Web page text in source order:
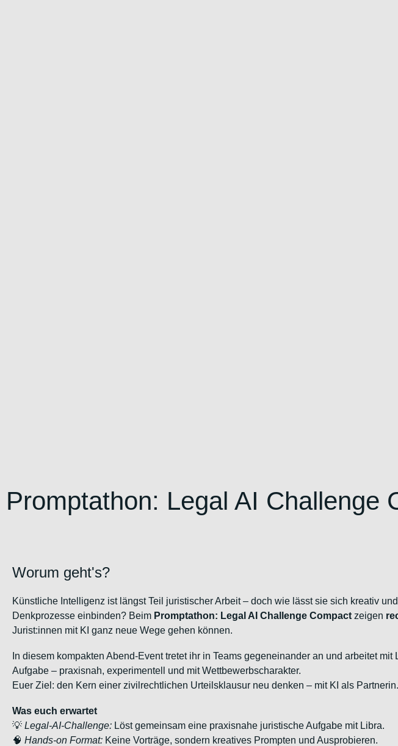
Promptathon: Legal AI Challenge
Worum geht's?
Künstliche Intelligenz ist längst Teil juristischer Arbeit – doch wie lässt sie sich kreativ
Denkprozesse einbinden? Beim Promptathon: Legal AI Challenge Compact zeigen
Jurist:innen mit KI ganz neue Wege gehen können.
In diesem kompakten Abend-Event tretet ihr in Teams gegeneinander an und arbeitet
Aufgabe – praxisnah, experimentell und mit Wettbewerbscharakter.
Euer Ziel: den Kern einer zivilrechtlichen Urteilsklausur neu denken – mit KI als
Was euch erwartet
💡 Legal-AI-Challenge: Löst gemeinsam eine praxisnahe juristische Aufgabe mit Libra.
🧠 Hands-on Format: Keine Vorträge, sondern kreatives Prompten und Ausprobieren.